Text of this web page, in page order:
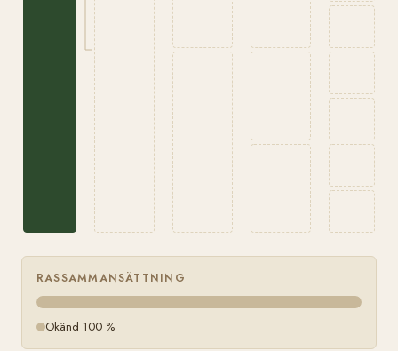
RASSAMMANSÄTTNING
Okänd 100 %